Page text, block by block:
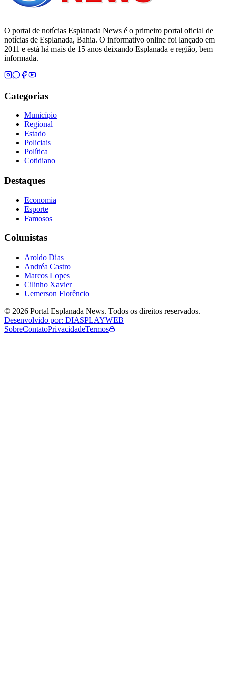
O portal de notícias Esplanada News é o primeiro portal oficial de
notícias de Esplanada, Bahia. O informativo online foi lançado em
2011 e está há mais de 15 anos deixando Esplanada e região, bem
informada.
Categorias
Município
Regional
Estado
Policiais
Política
Cotidiano
Destaques
Economia
Esporte
Famosos
Colunistas
Aroldo Dias
Andréa Castro
Marcos Lopes
Cilinho Xavier
Uemerson Florêncio
© 2026 Portal Esplanada News. Todos os direitos reservados.
Desenvolvido por: DIASPLAYWEB
SobreContatoPrivacidadeTermos